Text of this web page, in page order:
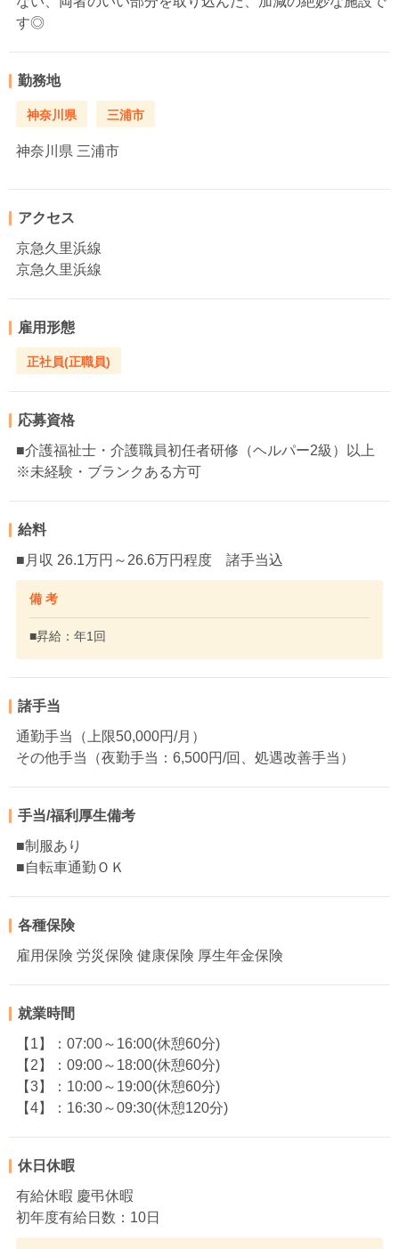
す◎
勤務地
神奈川県 三浦市
神奈川県 三浦市
アクセス
京急久里浜線
京急久里浜線
雇用形態
正社員(正職員)
応募資格
■介護福祉士・介護職員初任者研修（ヘルパー2級）以上
※未経験・ブランクある方可
給料
■月収 26.1万円～26.6万円程度 諸手当込
備 考
■昇給：年1回
諸手当
通勤手当（上限50,000円/月）
その他手当（夜勤手当：6,500円/回、処遇改善手当）
手当/福利厚生備考
■制服あり
■自転車通勤ＯＫ
各種保険
雇用保険 労災保険 健康保険 厚生年金保険
就業時間
【1】：07:00～16:00(休憩60分)
【2】：09:00～18:00(休憩60分)
【3】：10:00～19:00(休憩60分)
【4】：16:30～09:30(休憩120分)
休日休暇
有給休暇 慶弔休暇
初年度有給日数：10日